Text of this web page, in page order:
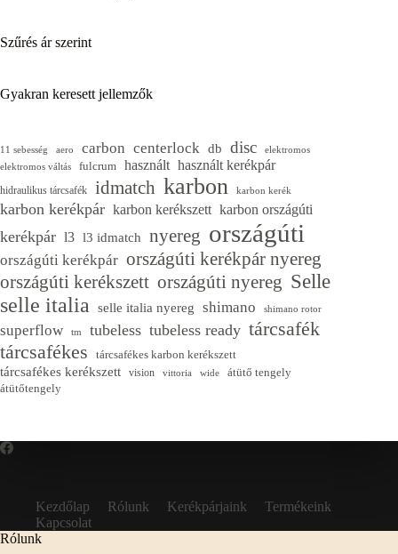
Szűrés ár szerint
Gyakran keresett jellemzők
11 sebesség aero carbon centerlock db disc
elektromos
elektromos váltás
fulcrum használt használt kerékpár
hidraulikus tárcsafék idmatch karbon karbon kerék
karbon kerékpár karbon kerékszett karbon országúti
kerékpár l3 l3 idmatch nyereg országúti
országúti kerékpár országúti kerékpár nyereg
országúti kerékszett országúti nyereg Selle
selle italia selle italia nyereg shimano shimano rotor
superflow tm tubeless tubeless ready tárcsafék
tárcsafékes
tárcsafékes karbon kerékszett
tárcsafékes kerékszett vision vittoria wide
átütő tengely
átütőtengely
Kezdőlap Rólunk Kerékpárjaink
Termékeink
Kapcsolat
Rólunk